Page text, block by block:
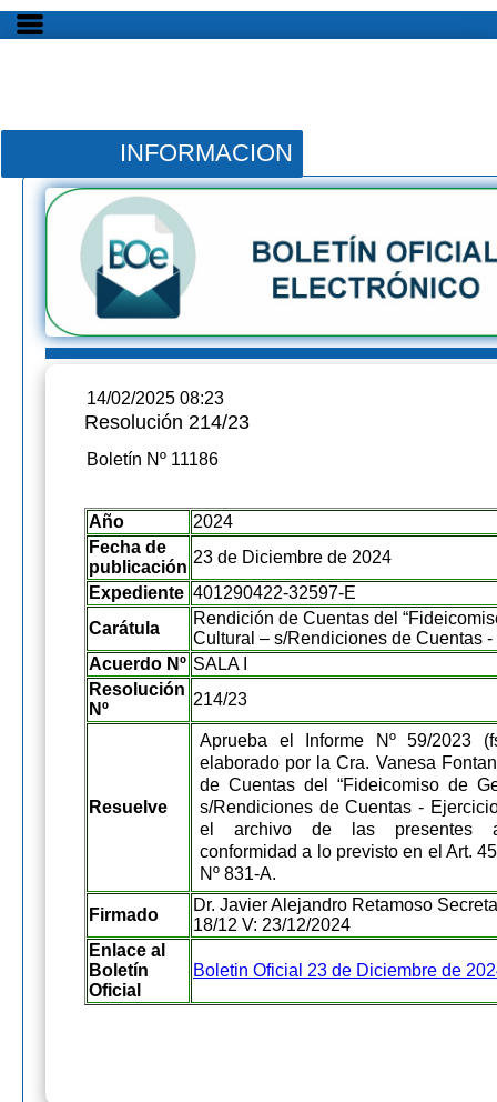
INFORMACION
14/02/2025 08:23
Resolución 214/23
Boletín Nº 11186
Año
2024
Fecha de
publicación
23 de Diciembre de 2024
Expediente 401290422-32597-E
Carátula
Rendición de Cuentas del
Cultural – s/Rendiciones de Cuentas -
Acuerdo Nº SALA I
Resolución
Nº
214/23
Resuelve
Aprueba el Informe Nº 59/2023
elaborado por la Cra. Vanesa
de Cuentas del “Fideicomiso de
s/Rendiciones de Cuentas -
el archivo de las presentes
conformidad a lo previsto en el Art.
Nº 831-A.
Firmado
Dr. Javier Alejandro Retamoso
18/12 V: 23/12/2024
Enlace al
Boletín
Oficial
Boletin Oficial 23 de Diciembre de